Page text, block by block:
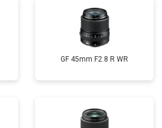
GF 45mm F2.8 R WR